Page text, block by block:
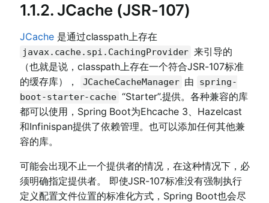
1.1.2. JCache (JSR-107)
JCache是通过classpath上存在
javax.cache.spi.CachingProvider 来引导的
（也就是说，classpath上存在一个符合JSR-107标准
的缓存库），
JCacheCacheManager 由
spring-
boot-starter-cache “Starter”.提供。各种兼容的库
都可以使用，Spring Boot为Ehcache 3、Hazelcast
和Infinispan提供了依赖管理。也可以添加任何其他兼
容的库。
可能会出现不止一个提供者的情况，在这种情况下，必
须明确指定提供者。 即使JSR-107标准没有强制执行
定义配置文件位置的标准化方式，Spring Boot也会尽